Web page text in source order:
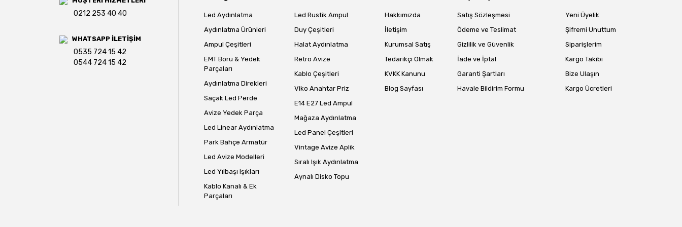
0212 253 40 40
WHATSAPP İLETİŞİM
0535 724 15 42
0544 724 15 42
Led Aydınlatma
Aydınlatma Ürünleri
Ampul Çeşitleri
EMT Boru & Yedek
Parçaları
Aydınlatma Direkleri
Saçak Led Perde
Avize Yedek Parça
Led Linear Aydınlatma
Park Bahçe Armatür
Led Avize Modelleri
Led Yılbaşı Işıkları
Kablo Kanalı & Ek
Parçaları
Led Rustik Ampul
Duy Çeşitleri
Halat Aydınlatma
Retro Avize
Kablo Çeşitleri
Viko Anahtar Priz
E14 E27 Led Ampul
Mağaza Aydınlatma
Led Panel Çeşitleri
Vintage Avize Aplik
Sıralı Işık Aydınlatma
Aynalı Disko Topu
Hakkımızda
İletişim
Kurumsal Satış
Tedarikçi Olmak
KVKK Kanunu
Blog Sayfası
Satış Sözleşmesi
Ödeme ve Teslimat
Gizlilik ve Güvenlik
İade ve İptal
Garanti Şartları
Havale Bildirim Formu
Yeni Üyelik
Şifremi Unuttum
Siparişlerim
Kargo Takibi
Bize Ulaşın
Kargo Ücretleri